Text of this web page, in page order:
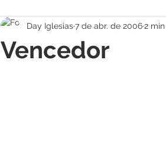
Pessoal Mapa Mental
Vencedor
Day Iglesias7 de abr. de 20062